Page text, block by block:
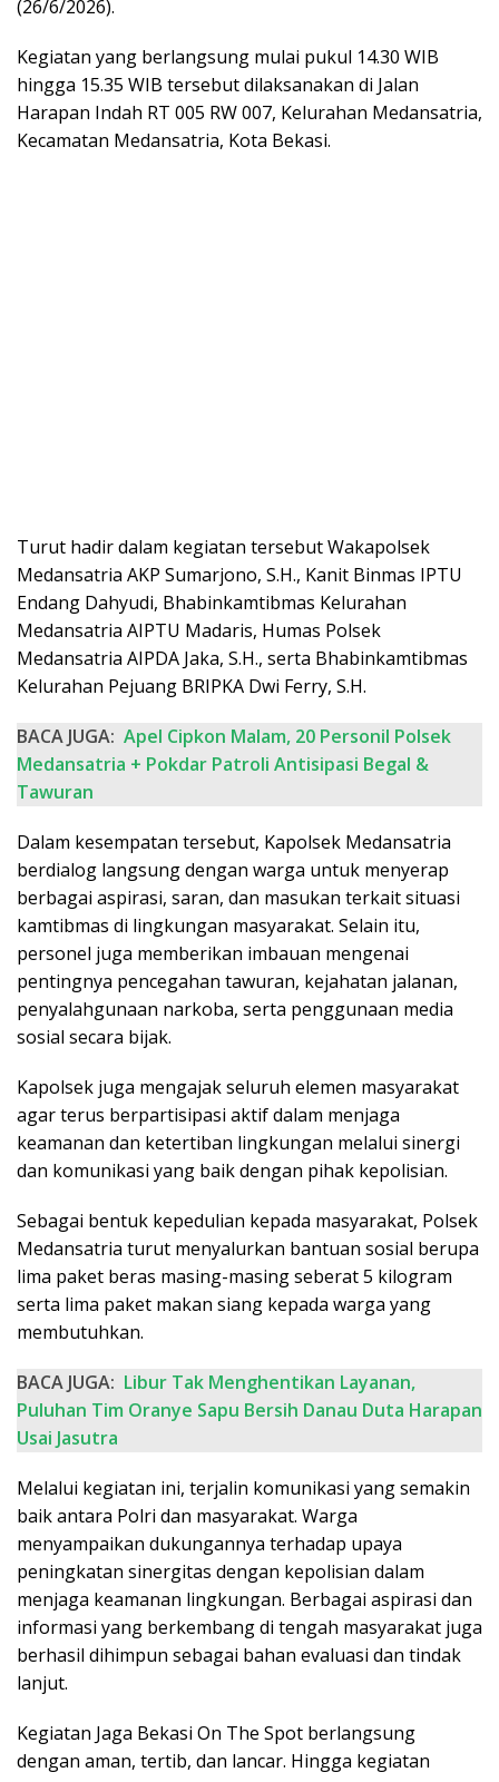
(26/6/2026).
Kegiatan yang berlangsung mulai pukul 14.30 WIB
hingga 15.35 WIB tersebut dilaksanakan di Jalan
Harapan Indah RT 005 RW 007, Kelurahan Medansatria,
Kecamatan Medansatria, Kota Bekasi.
Turut hadir dalam kegiatan tersebut Wakapolsek
Medansatria AKP Sumarjono, S.H., Kanit Binmas IPTU
Endang Dahyudi, Bhabinkamtibmas Kelurahan
Medansatria AIPTU Madaris, Humas Polsek
Medansatria AIPDA Jaka, S.H., serta Bhabinkamtibmas
Kelurahan Pejuang BRIPKA Dwi Ferry, S.H.
BACA JUGA: Apel Cipkon Malam, 20 Personil Polsek
Medansatria + Pokdar Patroli Antisipasi Begal &
Tawuran
Dalam kesempatan tersebut, Kapolsek Medansatria
berdialog langsung dengan warga untuk menyerap
berbagai aspirasi, saran, dan masukan terkait situasi
kamtibmas di lingkungan masyarakat. Selain itu,
personel juga memberikan imbauan mengenai
pentingnya pencegahan tawuran, kejahatan jalanan,
penyalahgunaan narkoba, serta penggunaan media
sosial secara bijak.
Kapolsek juga mengajak seluruh elemen masyarakat
agar terus berpartisipasi aktif dalam menjaga
keamanan dan ketertiban lingkungan melalui sinergi
dan komunikasi yang baik dengan pihak kepolisian.
Sebagai bentuk kepedulian kepada masyarakat, Polsek
Medansatria turut menyalurkan bantuan sosial berupa
lima paket beras masing-masing seberat 5 kilogram
serta lima paket makan siang kepada warga yang
membutuhkan.
BACA JUGA: Libur Tak Menghentikan Layanan,
Puluhan Tim Oranye Sapu Bersih Danau Duta Harapan
Usai Jasutra
Melalui kegiatan ini, terjalin komunikasi yang semakin
baik antara Polri dan masyarakat. Warga
menyampaikan dukungannya terhadap upaya
peningkatan sinergitas dengan kepolisian dalam
menjaga keamanan lingkungan. Berbagai aspirasi dan
informasi yang berkembang di tengah masyarakat juga
berhasil dihimpun sebagai bahan evaluasi dan tindak
lanjut.
Kegiatan Jaga Bekasi On The Spot berlangsung
dengan aman, tertib, dan lancar. Hingga kegiatan